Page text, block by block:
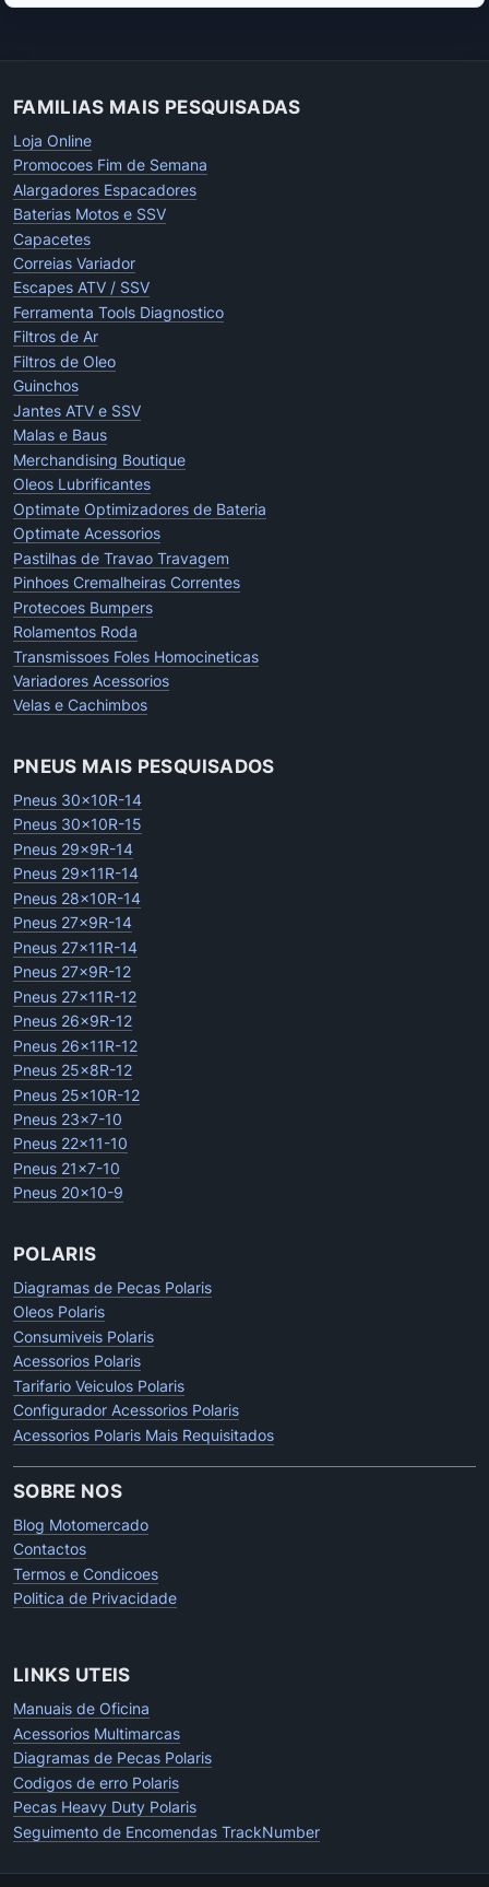
FAMILIAS MAIS PESQUISADAS
Loja Online
Promocoes Fim de Semana
Alargadores Espacadores
Baterias Motos e SSV
Capacetes
Correias Variador
Escapes ATV / SSV
Ferramenta Tools Diagnostico
Filtros de Ar
Filtros de Oleo
Guinchos
Jantes ATV e SSV
Malas e Baus
Merchandising Boutique
Oleos Lubrificantes
Optimate Optimizadores de Bateria
Optimate Acessorios
Pastilhas de Travao Travagem
Pinhoes Cremalheiras Correntes
Protecoes Bumpers
Rolamentos Roda
Transmissoes Foles Homocineticas
Variadores Acessorios
Velas e Cachimbos
PNEUS MAIS PESQUISADOS
Pneus 30x10R-14
Pneus 30x10R-15
Pneus 29x9R-14
Pneus 29x11R-14
Pneus 28x10R-14
Pneus 27x9R-14
Pneus 27x11R-14
Pneus 27x9R-12
Pneus 27x11R-12
Pneus 26x9R-12
Pneus 26x11R-12
Pneus 25x8R-12
Pneus 25x10R-12
Pneus 23x7-10
Pneus 22x11-10
Pneus 21x7-10
Pneus 20x10-9
POLARIS
Diagramas de Pecas Polaris
Oleos Polaris
Consumiveis Polaris
Acessorios Polaris
Tarifario Veiculos Polaris
Configurador Acessorios Polaris
Acessorios Polaris Mais Requisitados
SOBRE NOS
Blog Motomercado
Contactos
Termos e Condicoes
Politica de Privacidade
LINKS UTEIS
Manuais de Oficina
Acessorios Multimarcas
Diagramas de Pecas Polaris
Codigos de erro Polaris
Pecas Heavy Duty Polaris
Seguimento de Encomendas TrackNumber